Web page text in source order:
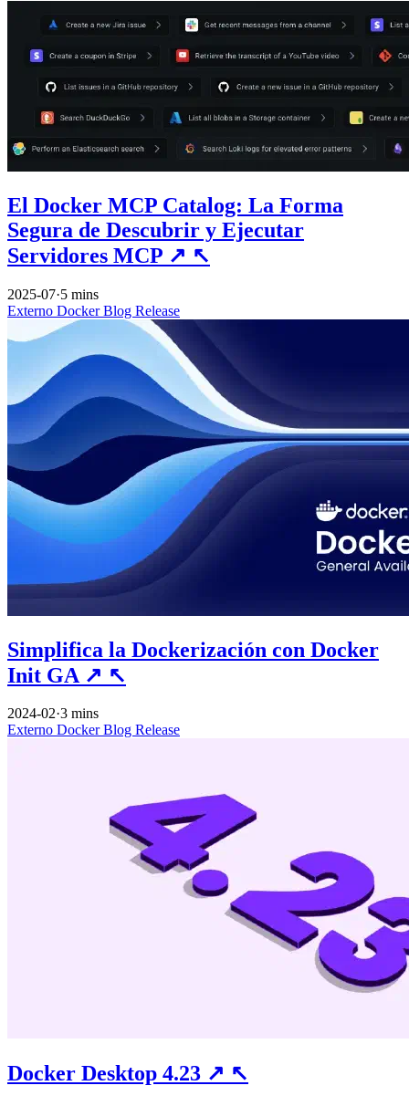
El Docker MCP Catalog: La Forma
Segura de Descubrir y Ejecutar
Servidores MCP ↗ ↖
2025-07·5 mins
Externo DockerBlog Release
Simplifica la Dockerización con Docker
Init GA ↗ ↖
2024-02·3 mins
Externo DockerBlog Release
Docker Desktop 4.23 ↗ ↖